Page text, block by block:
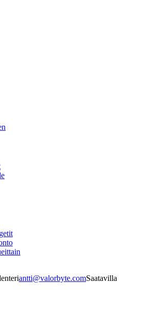
antti@valorbyte.comSaatavilla